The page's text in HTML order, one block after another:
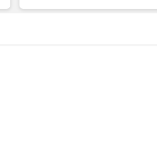
感で過ごせとても満足な時間でした